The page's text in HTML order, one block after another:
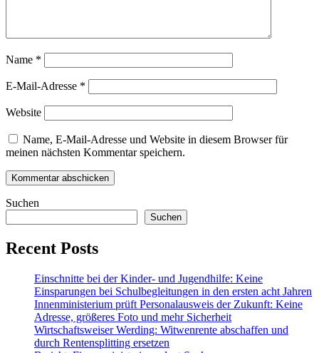
Name *
E-Mail-Adresse *
Website
Name, E-Mail-Adresse und Website in diesem Browser für
meinen nächsten Kommentar speichern.
Suchen
Suchen
Recent Posts
Einschnitte bei der Kinder- und Jugendhilfe: Keine
Einsparungen bei Schulbegleitungen in den ersten acht Jahren
Innenministerium prüft Personalausweis der Zukunft: Keine
Adresse, größeres Foto und mehr Sicherheit
Wirtschaftsweiser Werding: Witwenrente abschaffen und
durch Rentensplitting ersetzen